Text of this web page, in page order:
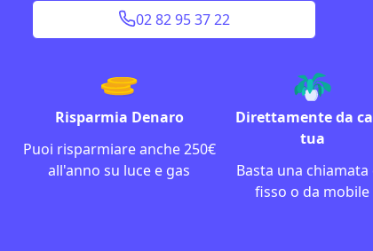
02 82 95 37 22
Risparmia Denaro
Puoi risparmiare anche 250€
all'anno su luce e gas
Direttamente da
tua
Basta una chiamata
fisso o da mobile